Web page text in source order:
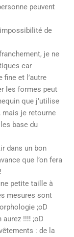
peuvent
de
je ne
car
et l’autre
les formes peut
que j’utilise
je retourne
base du
dans un bon
que l’on fera
petite taille à
mesures sont
;oD
!!!! ;oD
: de la